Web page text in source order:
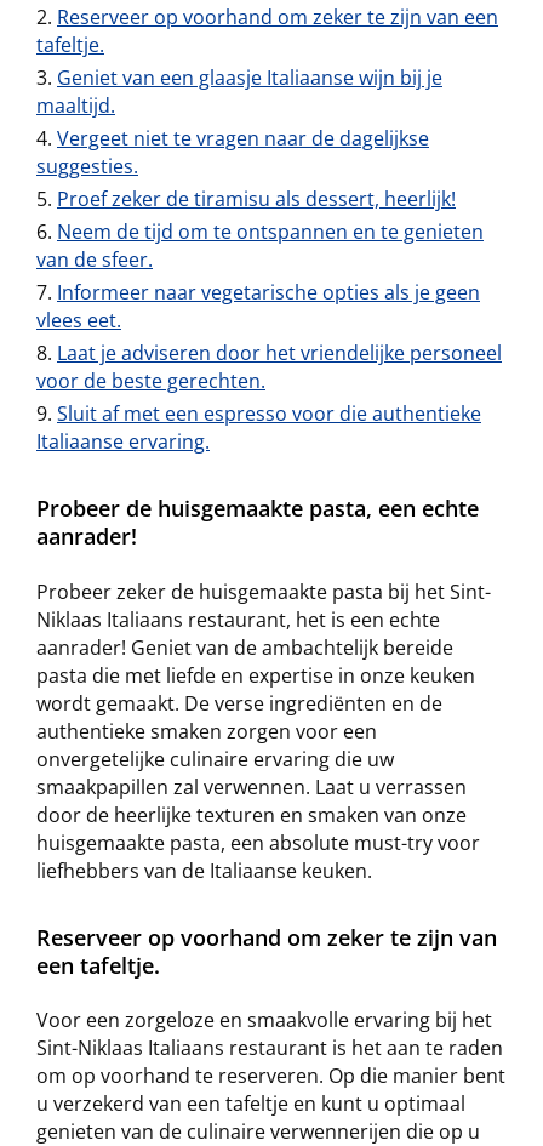
Reserveer op voorhand om zeker te zijn van een
tafeltje.
Geniet van een glaasje Italiaanse wijn bij je
maaltijd.
Vergeet niet te vragen naar de dagelijkse
suggesties.
Proef zeker de tiramisu als dessert, heerlijk!
Neem de tijd om te ontspannen en te genieten
van de sfeer.
Informeer naar vegetarische opties als je geen
vlees eet.
Laat je adviseren door het vriendelijke personeel
voor de beste gerechten.
Sluit af met een espresso voor die authentieke
Italiaanse ervaring.
Probeer de huisgemaakte pasta, een echte
aanrader!
Probeer zeker de huisgemaakte pasta bij het Sint-
Niklaas Italiaans restaurant, het is een echte
aanrader! Geniet van de ambachtelijk bereide
pasta die met liefde en expertise in onze keuken
wordt gemaakt. De verse ingrediënten en de
authentieke smaken zorgen voor een
onvergetelijke culinaire ervaring die uw
smaakpapillen zal verwennen. Laat u verrassen
door de heerlijke texturen en smaken van onze
huisgemaakte pasta, een absolute must-try voor
liefhebbers van de Italiaanse keuken.
Reserveer op voorhand om zeker te zijn van
een tafeltje.
Voor een zorgeloze en smaakvolle ervaring bij het
Sint-Niklaas Italiaans restaurant is het aan te raden
om op voorhand te reserveren. Op die manier bent
u verzekerd van een tafeltje en kunt u optimaal
genieten van de culinaire verwennerijen die op u